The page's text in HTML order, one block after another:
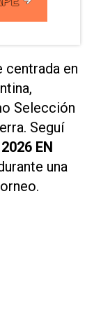
centrada en
Selección
Seguí
EN
una